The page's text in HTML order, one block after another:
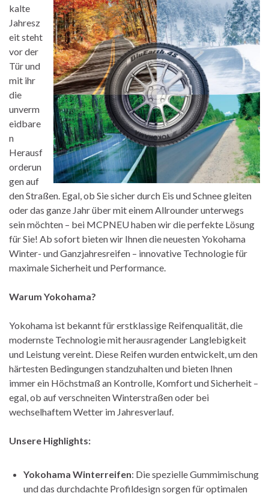
kalte
Jahresz
eit steht
vor der
Tür und
mit ihr
die
unverm
eidbare
n
Herausf
orderun
gen auf
den Straßen. Egal, ob Sie sicher durch Eis und Schnee gleiten
oder das ganze Jahr über mit einem Allrounder unterwegs
sein möchten – bei MCPNEU haben wir die perfekte Lösung
für Sie! Ab sofort bieten wir Ihnen die neuesten Yokohama
Winter- und Ganzjahresreifen – innovative Technologie für
maximale Sicherheit und Performance.
Warum Yokohama?
Yokohama ist bekannt für erstklassige Reifenqualität, die
modernste Technologie mit herausragender Langlebigkeit
und Leistung vereint. Diese Reifen wurden entwickelt, um den
härtesten Bedingungen standzuhalten und bieten Ihnen
immer ein Höchstmaß an Kontrolle, Komfort und Sicherheit –
egal, ob auf verschneiten Winterstraßen oder bei
wechselhaftem Wetter im Jahresverlauf.
Unsere Highlights:
Yokohama Winterreifen: Die spezielle Gummimischung
und das durchdachte Profildesign sorgen für optimalen